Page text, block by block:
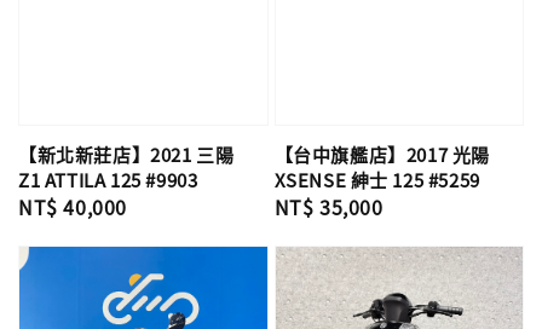
【新北新莊店】2021 三陽
Z1 ATTILA 125 #9903
Regular
NT$ 40,000
【台中旗艦店】2017 光陽
XSENSE 紳士 125 #5259
Regular
NT$ 35,000